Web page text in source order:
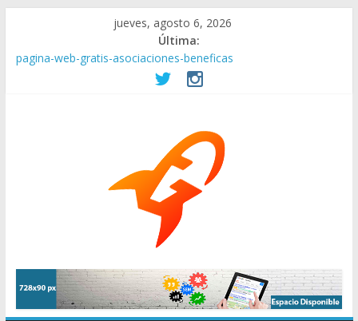
jueves, agosto 6, 2026
Última:
pagina-web-gratis-asociaciones-beneficas
Empresas en remoto. Ofertas de internet, conexión en casa y
¿Por qué contratar una buena agencia de Branding?